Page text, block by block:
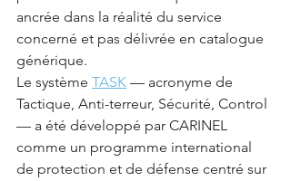
ancrée dans la réalité du service
concerné et pas délivrée en catalogue
générique.
Le système TASK — acronyme de
Tactique, Anti-terreur, Sécurité, Control
— a été développé par CARINEL
comme un programme international
de protection et de défense centré sur